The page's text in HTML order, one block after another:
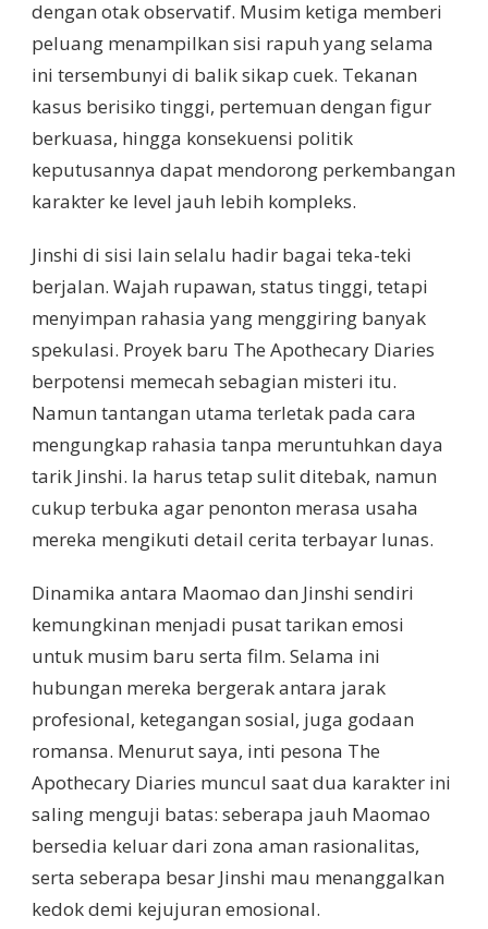
dengan otak observatif. Musim ketiga memberi
peluang menampilkan sisi rapuh yang selama
ini tersembunyi di balik sikap cuek. Tekanan
kasus berisiko tinggi, pertemuan dengan figur
berkuasa, hingga konsekuensi politik
keputusannya dapat mendorong perkembangan
karakter ke level jauh lebih kompleks.
Jinshi di sisi lain selalu hadir bagai teka-teki
berjalan. Wajah rupawan, status tinggi, tetapi
menyimpan rahasia yang menggiring banyak
spekulasi. Proyek baru The Apothecary Diaries
berpotensi memecah sebagian misteri itu.
Namun tantangan utama terletak pada cara
mengungkap rahasia tanpa meruntuhkan daya
tarik Jinshi. Ia harus tetap sulit ditebak, namun
cukup terbuka agar penonton merasa usaha
mereka mengikuti detail cerita terbayar lunas.
Dinamika antara Maomao dan Jinshi sendiri
kemungkinan menjadi pusat tarikan emosi
untuk musim baru serta film. Selama ini
hubungan mereka bergerak antara jarak
profesional, ketegangan sosial, juga godaan
romansa. Menurut saya, inti pesona The
Apothecary Diaries muncul saat dua karakter ini
saling menguji batas: seberapa jauh Maomao
bersedia keluar dari zona aman rasionalitas,
serta seberapa besar Jinshi mau menanggalkan
kedok demi kejujuran emosional.